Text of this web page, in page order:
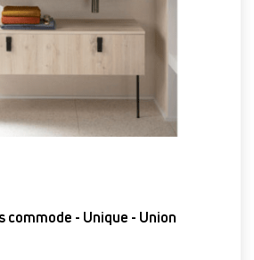
Commode + dessus commode - Unique - Union